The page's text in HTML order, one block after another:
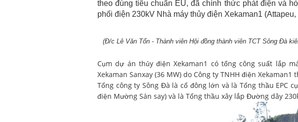
theo đúng tiêu chuẩn EU, đã chính thức phát điện và
phối điện 230kV Nhà máy thủy điện Xekaman1
(Đ/c Lê Văn Tốn - Thành viên Hội đồng thành viên TCT Sông Đà
Cụm dự án thủy điện Xekaman1 có tổng công suất lắp
Xekaman Sanxay (36 MW) do Công ty TNHH điện
Tổng công ty Sông Đà là cổ đông lớn và là Tổng thầu EPC
điện Mường Sán say) và là Tổng thầu xây lắp Đường dây